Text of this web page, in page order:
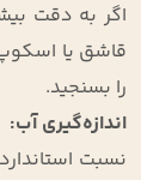
اگر به دقت
قاشق یا
را بسنجید.
اندازه‌گیری آب: